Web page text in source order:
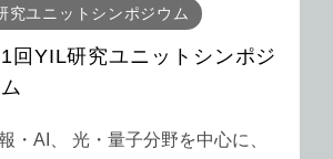
回YIL研究ユニットシンポジ
究ユニットシンポジウム
・AI、 光・量子分野を中心に、